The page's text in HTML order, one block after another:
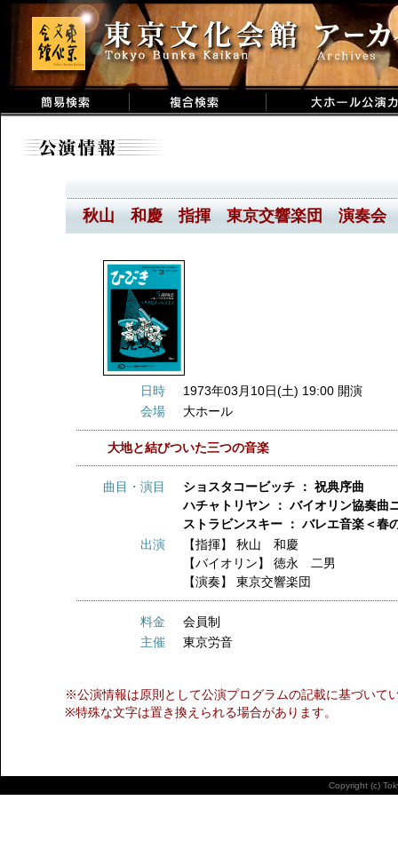
秋山 和慶 指揮 東京交響楽団 演奏会
日時
1973年03月10日(土) 19:00 開演
会場
大ホール
大地と結びついた三つの音楽
曲目・演目
ショスタコービッチ ： 祝典序曲
ハチャトリヤン ： バイオリン協奏曲
ストラビンスキー ： バレエ音楽＜春
出演
【指揮】秋山 和慶
【バイオリン】徳永 二男
【演奏】東京交響楽団
料金
会員制
主催
東京労音
※公演情報は原則として公演プログラムの記載に基づいて
※特殊な文字は置き換えられる場合があります。
Copyright (c)